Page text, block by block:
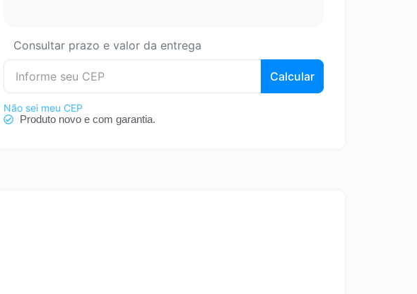
Consultar prazo e valor da entrega
Calcular
Não sei meu CEP
Produto novo e com garantia.